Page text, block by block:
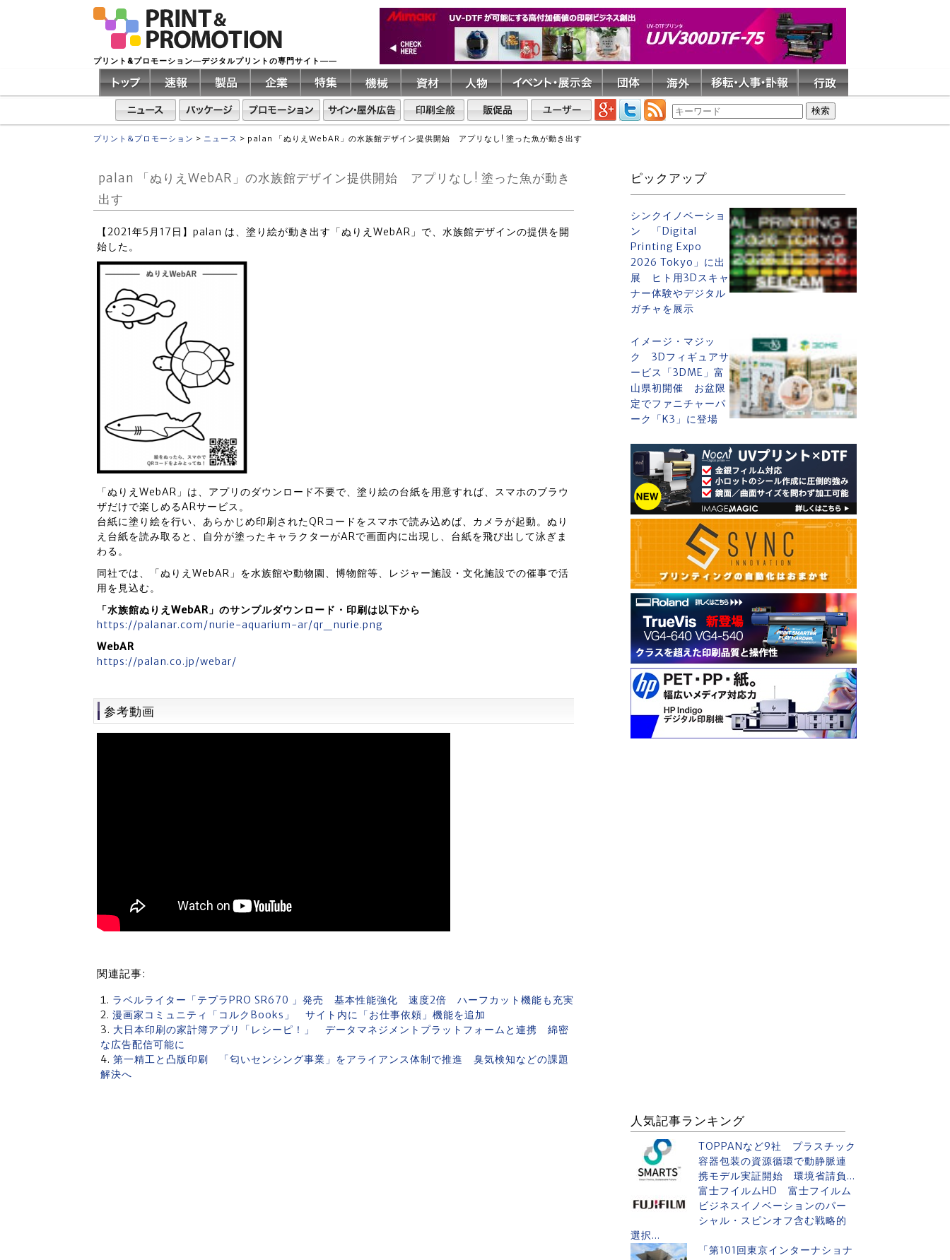
プリント&プロモーション―デジタルプリントの専門サイト――
プリント&プロモーション > ニュース > palan 「ぬりえWebAR」の水族館デザイン提供開始 アプリなし! 塗った魚が動き出す
palan 「ぬりえWebAR」の水族館デザイン提供開始 アプリなし! 塗った魚が動き
出す
【2021年5月17日】palan は、塗り絵が動き出す「ぬりえWebAR」で、水族館デザインの提供を開
始した。
「ぬりえWebAR」は、アプリのダウンロード不要で、塗り絵の台紙を用意すれば、スマホのブラウ
ザだけで楽しめるARサービス。
台紙に塗り絵を行い、あらかじめ印刷されたQRコードをスマホで読み込めば、カメラが起動。ぬり
え台紙を読み取ると、自分が塗ったキャラクターがARで画面内に出現し、台紙を飛び出して泳ぎま
わる。
同社では、「ぬりえWebAR」を水族館や動物園、博物館等、レジャー施設・文化施設での催事で活
用を見込む。
「水族館ぬりえWebAR」のサンプルダウンロード・印刷は以下から
https://palanar.com/nurie-aquarium-ar/qr_nurie.png
WebAR
https://palan.co.jp/webar/
参考動画
関連記事:
ラベルライター「テプラPRO SR670 」発売 基本性能強化 速度2倍 ハーフカット機能も充実
漫画家コミュニティ「コルクBooks」 サイト内に「お仕事依頼」機能を追加
大日本印刷の家計簿アプリ「レシーピ！」 データマネジメントプラットフォームと連携 綿密
な広告配信可能に
第一精工と凸版印刷 「匂いセンシング事業」をアライアンス体制で推進 臭気検知などの課題
解決へ
ピックアップ
シンクイノベーショ
ン 「Digital
Printing Expo
2026 Tokyo」に出
展 ヒト用3Dスキャ
ナー体験やデジタル
ガチャを展示
イメージ・マジッ
ク 3Dフィギュアサ
ービス「3DME」富
山県初開催 お盆限
定でファニチャーパ
ーク「K3」に登場
人気記事ランキング
TOPPANなど9社 プラスチック
容器包装の資源循環で動静脈連
携モデル実証開始 環境省請負...
富士フイルムHD 富士フイルム
ビジネスイノベーションのパー
シャル・スピンオフ含む戦略的
選択...
「第101回東京インターナショナ